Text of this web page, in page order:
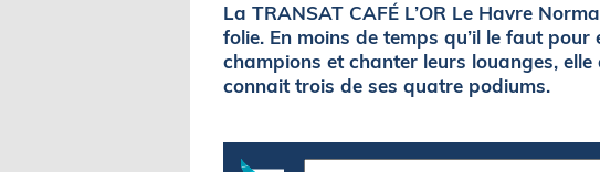
La TRANSAT CAFÉ L’OR Le Havre
folie. En moins de temps qu’il le faut
champions et chanter leurs louanges,
connait trois de ses quatre podiums.